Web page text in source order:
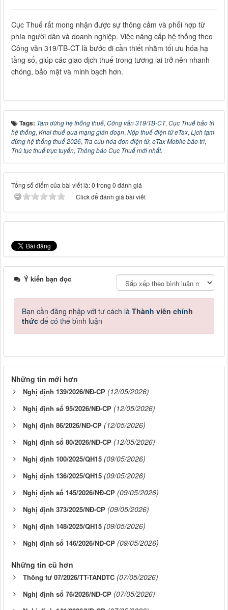
Cục Thuế rất mong nhận được sự thông cảm và phối hợp từ
phía người dân và doanh nghiệp. Việc nâng cấp hệ thống theo
Công văn 319/TB-CT là bước đi cần thiết nhằm tối ưu hóa hạ
tầng số, giúp các giao dịch thuế trong tương lai trở nên nhanh
chóng, bảo mật và minh bạch hơn.
Tags: Tạm dừng hệ thống thuế, Công văn 319/TB-CT, Cục Thuế bảo trì
hệ thống, Khai thuế qua mạng gián đoạn, Nộp thuế điện tử eTax, Lịch tạm
dừng hệ thống thuế 2026, Tra cứu hóa đơn điện tử, eTax Mobile bảo trì,
Thủ tục thuế trực tuyến, Thông báo Cục Thuế mới nhất.
Tổng số điểm của bài viết là: 0 trong 0 đánh giá
Click để đánh giá bài viết
Ý kiến bạn đọc
Bạn cần đăng nhập với tư cách là Thành viên chính
thức để có thể bình luận
Những tin mới hơn
Nghị định 139/2026/NĐ-CP (12/05/2026)
Nghị định số 95/2026/NĐ-CP (12/05/2026)
Nghị định 86/2026/NĐ-CP (12/05/2026)
Nghị định số 80/2026/NĐ-CP (12/05/2026)
Nghị định 100/2025/QH15 (09/05/2026)
Nghị định 136/2025/QH15 (09/05/2026)
Nghị định số 145/2026/NĐ-CP (09/05/2026)
Nghị định 373/2025/NĐ-CP (09/05/2026)
Nghị định 148/2025/QH15 (09/05/2026)
Nghị định số 146/2026/NĐ-CP (09/05/2026)
Những tin cũ hơn
Thông tư 07/2026/TT-TANDTC (07/05/2026)
Nghị định số 76/2026/NĐ-CP (07/05/2026)